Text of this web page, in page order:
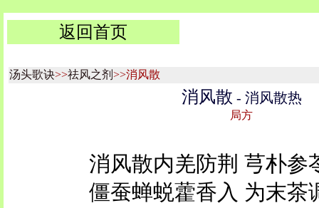
返回首页
汤头歌诀>>祛风之剂 >>消风散
消风散 - 消风散热
局方
消风散内羌防荆 芎朴参
僵蚕蝉蜕藿香入 为末茶